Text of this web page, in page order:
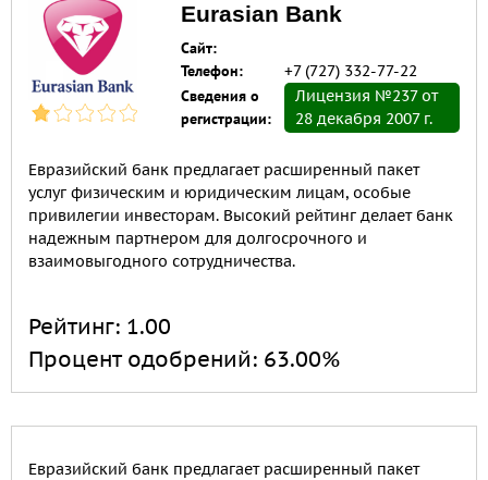
Eurasian Bank
Сайт:
Телефон:
+7 (727) 332-77-22
Сведения о
регистрации:
Лицензия №237 от
28 декабря 2007 г.
Евразийский банк предлагает расширенный пакет
услуг физическим и юридическим лицам, особые
привилегии инвесторам. Высокий рейтинг делает банк
надежным партнером для долгосрочного и
взаимовыгодного сотрудничества.
Рейтинг: 1.00
Процент одобрений: 63.00%
Евразийский банк предлагает расширенный пакет